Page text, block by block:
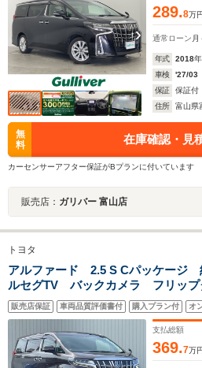
289.8万
通常ローン 月
年式 2018年
車検
'27/03
保証
保証付
住所
富山県
無
料
在庫確認・見
カーセンサーアフター保証がBプランに付いています
販売店： ガリバー 富山店
トヨタ
アルファード 2.5 S Cパッケージ
ルセグTV バックカメラ フリッ
ワーバックドア 両側パワースラ
ETC ドライブレコーダー レザー
ヒーター/エアシート
販売店保証 車両品質評価書付 購入プラン付 オ
支払総額
369.7万